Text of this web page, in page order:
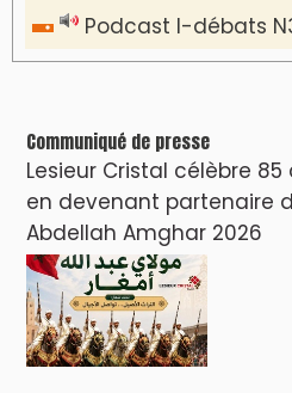
Podcast I-débats
Communiqué de presse
Lesieur Cristal célèbre
en devenant partenaire
Abdellah Amghar 2026